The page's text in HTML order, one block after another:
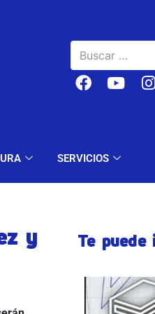
SERVICIOS
EDUCACIÓN Y
y Te puede